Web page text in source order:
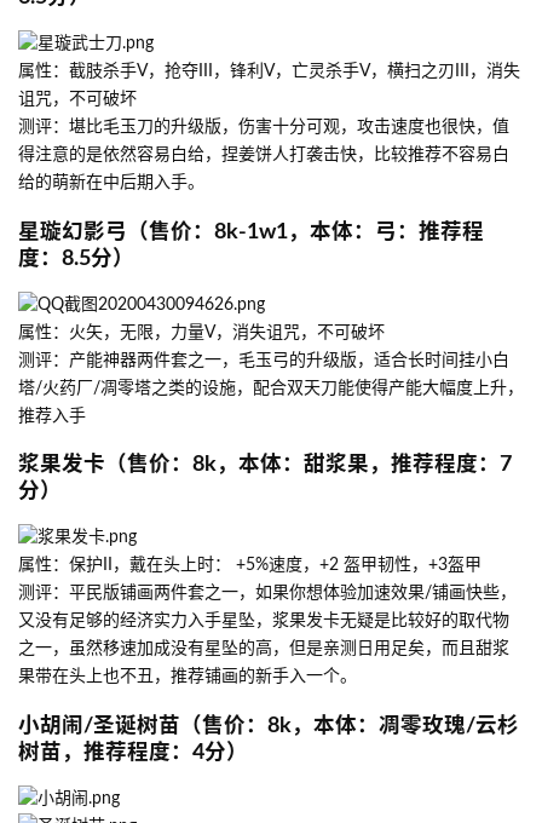
属性：截肢杀手V，抢夺III，锋利V，亡灵杀手V，横扫之刃III，消失
诅咒，不可破坏
测评：堪比毛玉刀的升级版，伤害十分可观，攻击速度也很快，值
得注意的是依然容易白给，捏姜饼人打袭击快，比较推荐不容易白
给的萌新在中后期入手。
星璇幻影弓（售价：8k-1w1，本体：弓：推荐程
度：8.5分）
属性：火矢，无限，力量V，消失诅咒，不可破坏
测评：产能神器两件套之一，毛玉弓的升级版，适合长时间挂小白
塔/火药厂/凋零塔之类的设施，配合双天刀能使得产能大幅度上升，
推荐入手
浆果发卡（售价：8k，本体：甜浆果，推荐程度：7
分）
属性：保护II，戴在头上时： +5%速度，+2 盔甲韧性，+3盔甲
测评：平民版铺画两件套之一，如果你想体验加速效果/铺画快些，
又没有足够的经济实力入手星坠，浆果发卡无疑是比较好的取代物
之一，虽然移速加成没有星坠的高，但是亲测日用足矣，而且甜浆
果带在头上也不丑，推荐铺画的新手入一个。
小胡闹/圣诞树苗（售价：8k，本体：凋零玫瑰/云杉
树苗，推荐程度：4分）